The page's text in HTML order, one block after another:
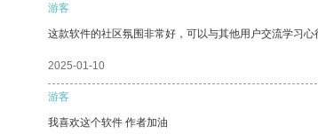
游客
这款软件的社区氛围非常好，可以与其他用户交流学习心
2025-01-10
游客
我喜欢这个软件 作者加油